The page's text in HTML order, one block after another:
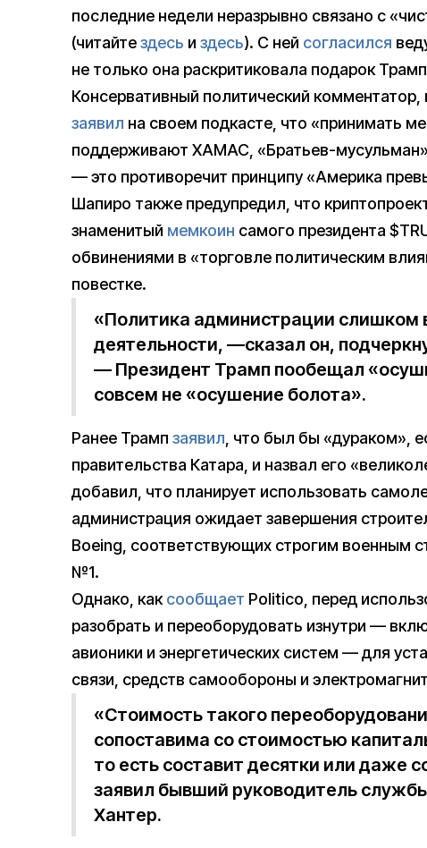
последние недели неразрывно связано с
(читайтездесь и здесь). С ней согласился
не только она раскритиковала подарок
Консервативный политический
заявил на своем подкасте, что «принимать
поддерживают ХАМАС, «Братьев-
— это противоречит принципу «Америка
Шапиро также предупредил, что
знаменитый мемкоин самого президента
обвинениями в «торговле политическим
повестке.
«Политика администрации слишком
деятельности, —сказал он,
— Президент Трамп пообещал
совсем не «осушение болота».
Ранее Трамп заявил, что был бы «дураком»,
правительства Катара, и назвал его
добавил, что планирует использовать
администрация ожидает завершения
Boeing, соответствующих строгим военным
№1.
Однако, каксообщает Politico, перед
разобрать и переоборудовать изнутри —
авионики и энергетических систем — для
связи, средств самообороны и
«Стоимость такого
сопоставима со стоимостью
то есть составит десятки или даже
заявил бывший руководитель
Хантер.